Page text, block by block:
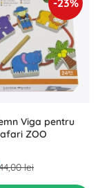
-23%
Viga pentru
ZOO
lei